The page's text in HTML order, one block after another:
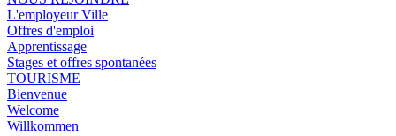
L'employeur Ville
Offres d'emploi
Apprentissage
Stages et offres spontanées
TOURISME
Bienvenue
Welcome
Willkommen